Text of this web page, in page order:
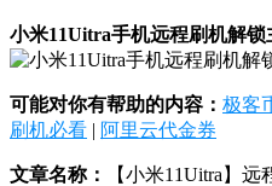
小米11Uitra手机远程刷机解锁
可能对你有帮助的内容： 极客
刷机必看 | 阿里云代金券
文章名称：
【小米11Uitra】